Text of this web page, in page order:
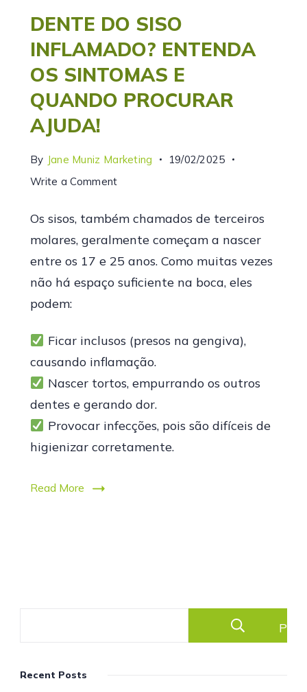
DENTE DO SISO
INFLAMADO? ENTENDA
OS SINTOMAS E
QUANDO PROCURAR
AJUDA!
By Jane Muniz Marketing
19/02/2025
Write a Comment
Os sisos, também chamados de terceiros
molares, geralmente começam a nascer
entre os 17 e 25 anos. Como muitas vezes
não há espaço suficiente na boca, eles
podem:
Ficar inclusos (presos na gengiva),
causando inflamação.
Nascer tortos, empurrando os outros
dentes e gerando dor.
Provocar infecções, pois são difíceis de
higienizar corretamente.
Read More
Recent Posts